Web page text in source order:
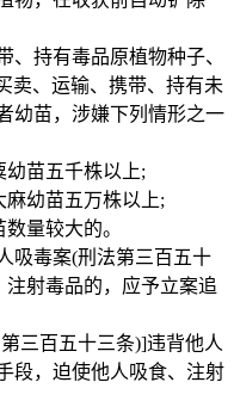
持有毒品原植物种子、
卖、运输、携带、持有未
幼苗，涉嫌下列情形之一
苗五千株以上;
幼苗五万株以上;
量较大的。
毒案(刑法第三百五十
射毒品的，应予立案追
百五十三条)]违背他人
段，迫使他人吸食、注射